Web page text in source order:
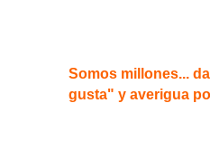
Somos millones...
gusta" y averigua